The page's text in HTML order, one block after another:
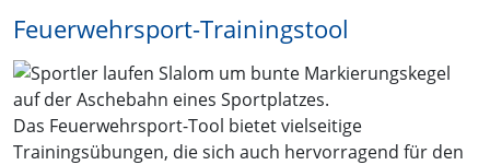
Feuerwehrsport-Trainingstool
Das Feuerwehrsport-Tool bietet vielseitige
Trainingsübungen, die sich auch hervorragend für den